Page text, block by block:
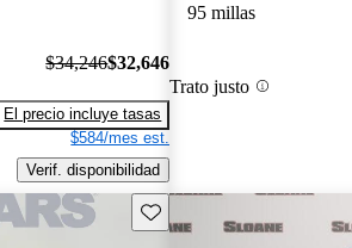
$34,246$32,646
El precio incluye tasas
$584/mes est.
Verif. disponibilidad
95 millas
Trato justo
Guarda este Aviso